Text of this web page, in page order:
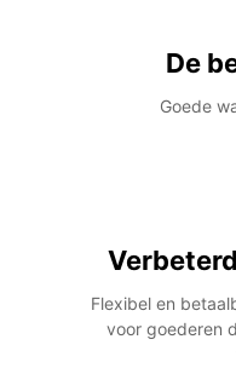
De
Goede
Flexibel en
voor goederen